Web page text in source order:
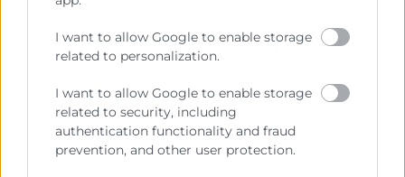
I want to allow Google to enable storage
related to personalization.
I want to allow Google to enable storage
related to security, including
authentication functionality and fraud
prevention, and other user protection.
nsania@camaravalencia.com